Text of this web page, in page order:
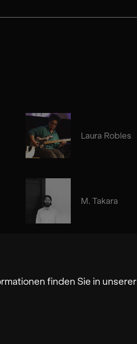
finden Sie in unserer
Laura Robles
M. Takara